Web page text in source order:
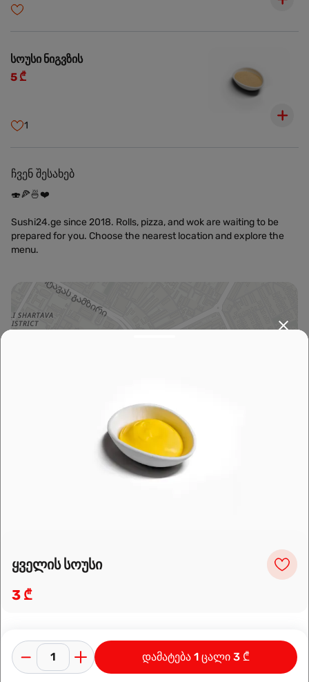
სოუსი ნიგვზის
5 ₾
1
ჩვენ შესახებ
🍣🍕🍜❤️
Sushi24.ge since 2018. Rolls, pizza, and wok are waiting to be
prepared for you. Choose the nearest location and explore the
menu.
OpenFreeMap OpenMapTiles
მარშრუტის დაგეგმვა
ყველის სოუსი
3 ₾
დამატება 1 ცალი 3 ₾